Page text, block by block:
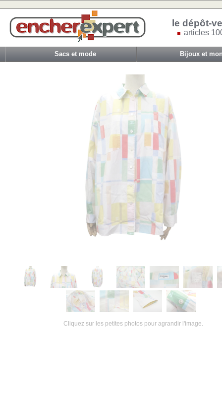
le dépôt-
articles
Sacs et mode Bijoux et
Cliquez sur les petites photos pour agrandir l'image.